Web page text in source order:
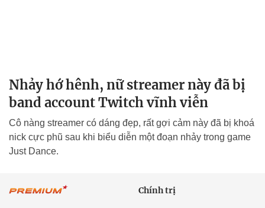
Nhảy hớ hênh, nữ streamer này đã bị
band account Twitch vĩnh viễn
Cô nàng streamer có dáng đẹp, rất gợi cảm này đã bị khoá
nick cực phũ sau khi biểu diễn một đoạn nhảy trong game
Just Dance.
Chính trị